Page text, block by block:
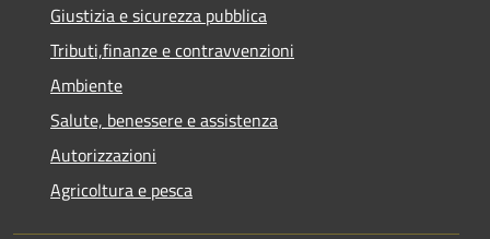
Giustizia e sicurezza pubblica
Tributi,finanze e contravvenzioni
Ambiente
Salute, benessere e assistenza
Autorizzazioni
Agricoltura e pesca